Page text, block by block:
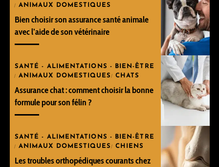
ANIMAUX DOMESTIQUES
Bien choisir son assurance santé animale
avec l’aide de son vétérinaire
SANTÉ - ALIMENTATIONS - BIEN-ÊTRE
ANIMAUX DOMESTIQUES
CHATS
Assurance chat : comment choisir la bonne
formule pour son félin ?
SANTÉ - ALIMENTATIONS - BIEN-ÊTRE
ANIMAUX DOMESTIQUES
CHIENS
Les troubles orthopédiques courants chez